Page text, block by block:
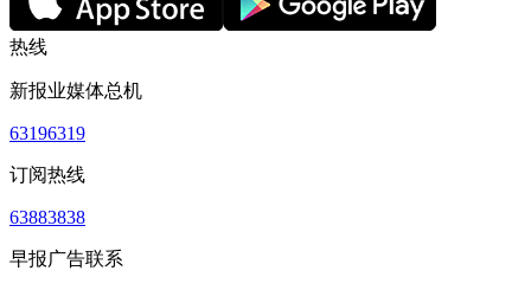
热线
新报业媒体总机
63196319
订阅热线
63883838
早报广告联系